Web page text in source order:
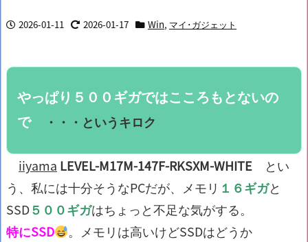
2026-01-11 2026-01-17 Win, マイ･ガジェット
やっぱり５００ギガではこころもとないの
で
・・・というキロク
iiyama LEVEL-M17M-147F-RKSXM-WHITE
とい
う、私には十分そうなPCだが、メモリ １６ギガと
SSD５００ギガはちょっと不足な気がする。
特にSSD
。メモリは高いけどSSDはどうか